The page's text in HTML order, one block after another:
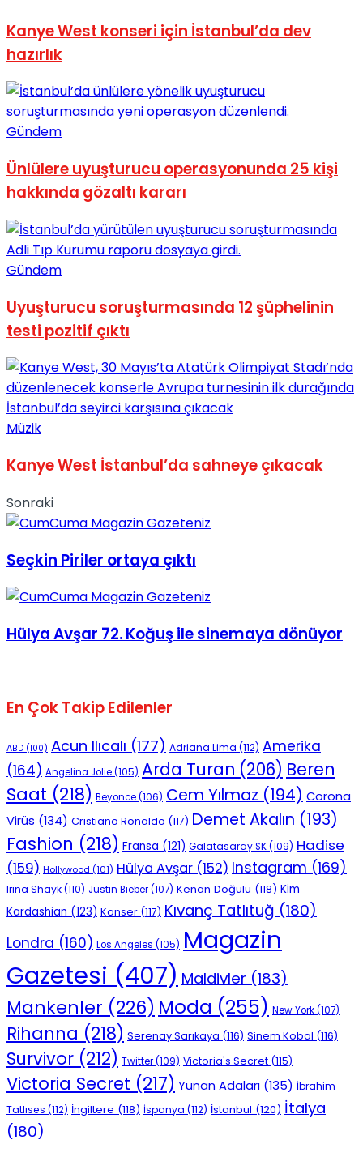
View All Result
Kanye West konseri için İstanbul’da dev
hazırlık
Gündem
Ünlülere uyuşturucu operasyonunda 25 kişi
hakkında gözaltı kararı
Gündem
Uyuşturucu soruşturmasında 12 şüphelinin
testi pozitif çıktı
Müzik
Kanye West İstanbul’da sahneye çıkacak
Sonraki
Seçkin Piriler ortaya çıktı
Hülya Avşar 72. Koğuş ile sinemaya dönüyor
En Çok Takip Edilenler
ABD (100) Acun Ilıcalı (177) Adriana Lima (112) Amerika
(164) Angelina Jolie(105) Arda Turan (206) Beren
Saat (218) Beyonce(106) Cem Yılmaz (194) Corona
Virüs (134) Cristiano Ronaldo (117) Demet Akalın (193)
Fashion (218) Fransa (121) Galatasaray SK(109) Hadise
(159) Hollywood (101) Hülya Avşar (152) Instagram (169)
Irina Shayk(110) Justin Bieber(107) Kenan Doğulu (118) Kim
Kardashian (123) Konser (117) Kıvanç Tatlıtuğ (180)
Londra (160) Los Angeles (105) Magazin
Gazetesi (407) Maldivler (183)
Mankenler (226) Moda (255) New York(107)
Rihanna (218) Serenay Sarıkaya (116) Sinem Kobal (116)
Survivor (212) Twitter(109) Victoria's Secret (115)
Victoria Secret (217) Yunan Adaları (135) İbrahim
Tatlıses (112) İngiltere (118) İspanya (112) İstanbul (120) İtalya
(180)